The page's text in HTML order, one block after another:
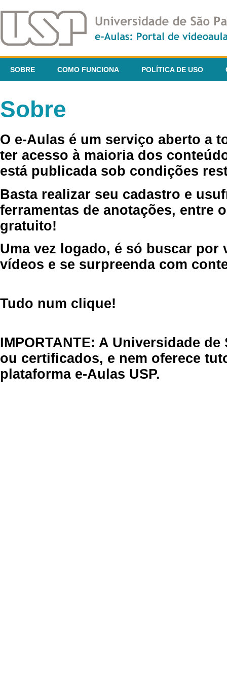
SOBRE COMO FUNCIONA POLÍTICA DE USO
Sobre
O e-Aulas é um serviço aberto a
ter acesso à maioria dos
está publicada sob condições
Basta realizar seu cadastro e
ferramentas de anotações, entre
gratuito!
Uma vez logado, é só buscar por
vídeos e se surpreenda com
Tudo num clique!
IMPORTANTE: A Universidade
ou certificados, e nem oferece
plataforma e-Aulas USP.